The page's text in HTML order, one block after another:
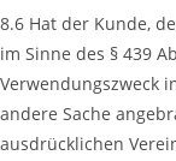
8.6 Hat der Kunde,
im Sinne des § 439
Verwendungszweck
andere Sache
ausdrücklichen